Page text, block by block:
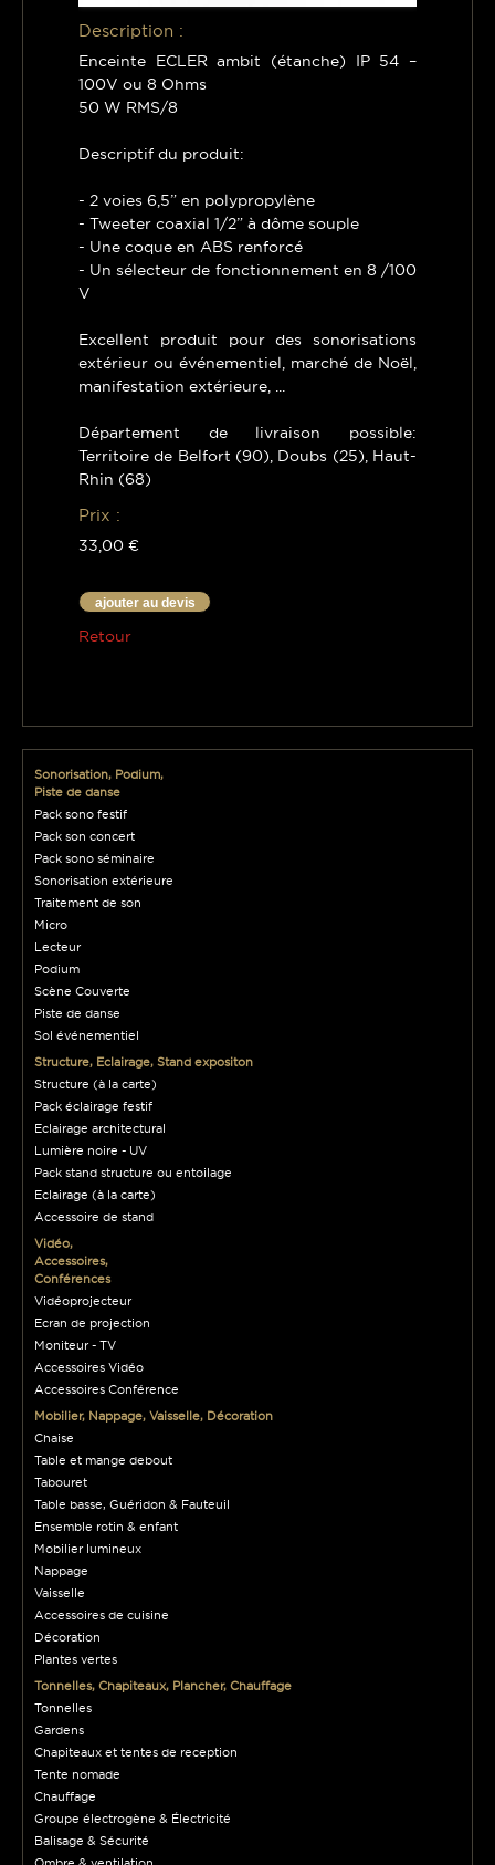
Description :
Enceinte ECLER ambit (étanche) IP 54 –
100V ou 8 Ohms
50 W RMS/8
Descriptif du produit:
- 2 voies 6,5” en polypropylène
- Tweeter coaxial 1/2” à dôme souple
- Une coque en ABS renforcé
- Un sélecteur de fonctionnement en 8 /100
V
Excellent produit pour des sonorisations
extérieur ou événementiel, marché de Noël,
manifestation extérieure, ...
Département de livraison possible:
Territoire de Belfort (90), Doubs (25), Haut-
Rhin (68)
Prix :
33,00 €
ajouter au devis
Retour
Sonorisation, Podium,
Piste de danse
Pack sono festif
Pack son concert
Pack sono séminaire
Sonorisation extérieure
Traitement de son
Micro
Lecteur
Podium
Scène Couverte
Piste de danse
Sol événementiel
Structure, Eclairage, Stand expositon
Structure (à la carte)
Pack éclairage festif
Eclairage architectural
Lumière noire - UV
Pack stand structure ou entoilage
Eclairage (à la carte)
Accessoire de stand
Vidéo,
Accessoires,
Conférences
Vidéoprojecteur
Ecran de projection
Moniteur - TV
Accessoires Vidéo
Accessoires Conférence
Mobilier, Nappage, Vaisselle, Décoration
Chaise
Table et mange debout
Tabouret
Table basse, Guéridon & Fauteuil
Ensemble rotin & enfant
Mobilier lumineux
Nappage
Vaisselle
Accessoires de cuisine
Décoration
Plantes vertes
Tonnelles, Chapiteaux, Plancher, Chauffage
Tonnelles
Gardens
Chapiteaux et tentes de reception
Tente nomade
Chauffage
Groupe électrogène & Électricité
Balisage & Sécurité